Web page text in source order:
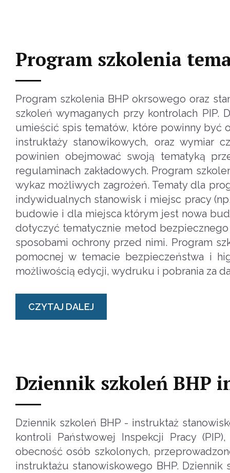
Program szkolenia
Program szkolenia BHP okrsowego oraz
szkoleń wymaganych przy kontrolach
umieścić spis tematów, które powinny być
instruktaży stanowikowych, oraz wymiar
powinien obejmować swoją tematyką
regulaminach zakładowych. Program
wykaz możliwych zagrożeń. Tematy dla
indywidualnych stanowisk i miejsc pracy
budowie i dla miejsca którym jest nowa
dotyczyć tematycznie metod
sposobami ochrony przed nimi. Program
pomocnej w temacie bezpieczeństwa i
możliwością edycji, wydruku i pobrania za
CZYTAJ DALEJ
Dziennik szkoleń BHP
Dziennik szkoleń BHP - instruktaż
kontroli Państwowej Inspekcji Pracy
obecność osób szkolonych,
instruktażu stanowiskowego BHP.